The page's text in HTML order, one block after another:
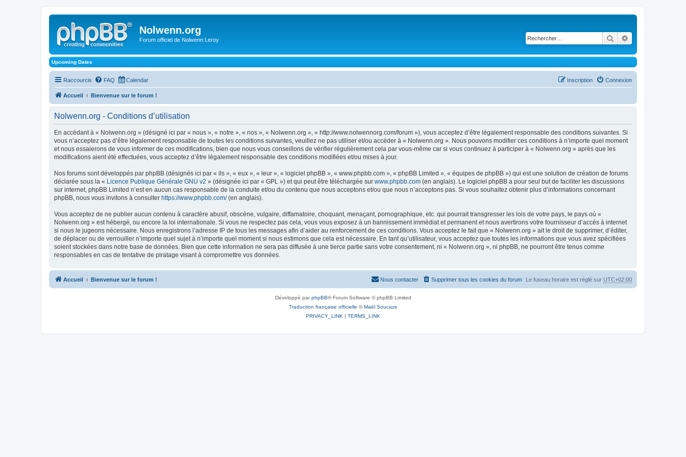
Nolwenn.org
Forum officiel de Nolwenn Leroy Rechercher
Upcoming Dates
Raccourcis FAQ Calendar Connexion
Inscription
Accueil Bienvenue sur le forum !
Nolwenn.org - Conditions d’utilisation
En accédant à « Nolwenn.org » (désigné ici par « nous », « notre », « nos », « Nolwenn.org », « http://www.nolwennorg.com/forum »), vous acceptez d’être légalement responsable des conditions suivantes. Si
vous n’acceptez pas d’être légalement responsable de toutes les conditions suivantes, veuillez ne pas utiliser et/ou accéder à « Nolwenn.org ». Nous pouvons modifier ces conditions à n’importe quel moment
et nous essaierons de vous informer de ces modifications, bien que nous vous conseillons de vérifier régulièrement cela par vous-même car si vous continuez à participer à « Nolwenn.org » après que les
modifications aient été effectuées, vous acceptez d’être légalement responsable des conditions modifiées et/ou mises à jour.
Nos forums sont développés par phpBB (désignés ici par « ils », « eux », « leur », « logiciel phpBB », « www.phpbb.com », « phpBB Limited », « équipes de phpBB ») qui est une solution de création de forums
déclarée sous la « Licence Publique Générale GNU v2 » (désignée ici par « GPL ») et qui peut être téléchargée sur www.phpbb.com (en anglais). Le logiciel phpBB a pour seul but de faciliter les discussions
sur internet, phpBB Limited n’est en aucun cas responsable de la conduite et/ou du contenu que nous acceptons et/ou que nous n’acceptons pas. Si vous souhaitez obtenir plus d’informations concernant
phpBB, nous vous invitons à consulter https://www.phpbb.com/(en anglais).
Vous acceptez de ne publier aucun contenu à caractère abusif, obscène, vulgaire, diffamatoire, choquant, menaçant, pornographique, etc. qui pourrait transgresser les lois de votre pays, le pays où «
Nolwenn.org » est hébergé, ou encore la loi internationale. Si vous ne respectez pas cela, vous vous exposez à un bannissement immédiat et permanent et nous avertirons votre fournisseur d’accès à internet
si nous le jugeons nécessaire. Nous enregistrons l’adresse IP de tous les messages afin d’aider au renforcement de ces conditions. Vous acceptez le fait que « Nolwenn.org » ait le droit de supprimer, d’éditer,
de déplacer ou de verrouiller n’importe quel sujet à n’importe quel moment si nous estimons que cela est nécessaire. En tant qu’utilisateur, vous acceptez que toutes les informations que vous avez spécifiées
soient stockées dans notre base de données. Bien que cette information ne sera pas diffusée à une tierce partie sans votre consentement, ni « Nolwenn.org », ni phpBB, ne pourront être tenus comme
responsables en cas de tentative de piratage visant à compromettre vos données.
Accueil Bienvenue sur le forum ! Le fuseau horaire est réglé sur UTC+02:00
Supprimer tous les cookies du forum
Nous contacter
Développé parphpBB® Forum Software © phpBB Limited
Traduction française officielle ©Maël Soucaze
PRIVACY_LINK | TERMS_LINK